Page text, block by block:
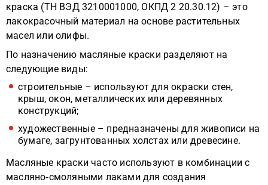
краска (ТН ВЭД 3210001000, ОКПД 2 20.30.12) – это
лакокрасочный материал на основе растительных
масел или олифы.
По назначению масляные краски разделяют на
следующие виды:
строительные – используют для окраски стен,
крыш, окон, металлических или деревянных
конструкций;
художественные – предназначены для живописи на
бумаге, загрунтованных холстах или древесине.
Масляные краски часто используют в комбинации с
масляно‑смоляными лаками для создания